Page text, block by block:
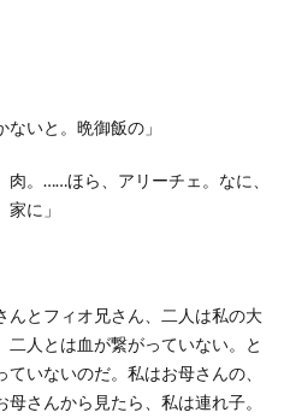
いと。晩御飯の」
。……ほら、アリーチェ。なに、
に」
んとフィオ兄さん、二人は私の大
人とは血が繋がっていない。と
いないのだ。私はお母さんの、
さんから見たら、私は連れ子。